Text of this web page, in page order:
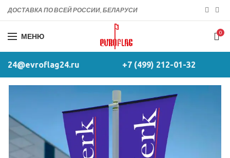
ДОСТАВКА ПО ВСЕЙ РОССИИ, БЕЛАРУСИ
МЕНЮ 0
24@evroflag24.ru +7 (499) 212-01-32